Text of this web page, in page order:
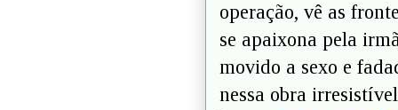
operação, vê as
se apaixona pela
movido a sexo e
nessa obra